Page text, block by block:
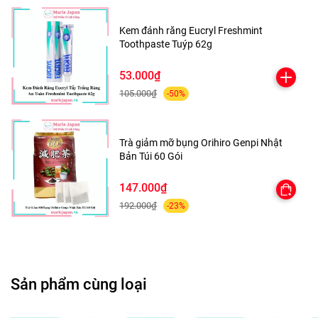
hộp hút ẩm đã đạt mức tối đa.
Kem đánh răng Eucryl Freshmint
Toothpaste Tuýp 62g
53.000₫
105.000₫ -50%
Trà giảm mỡ bụng Orihiro Genpi Nhật
Bản Túi 60 Gói
147.000₫
192.000₫ -23%
Sản phẩm cùng loại